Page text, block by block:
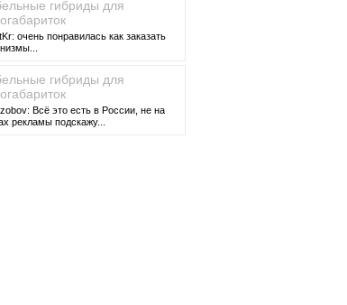
гибриды для
очень понравилась как заказать
гибриды для
Всё это есть в России, не на
рекламы подскажу...